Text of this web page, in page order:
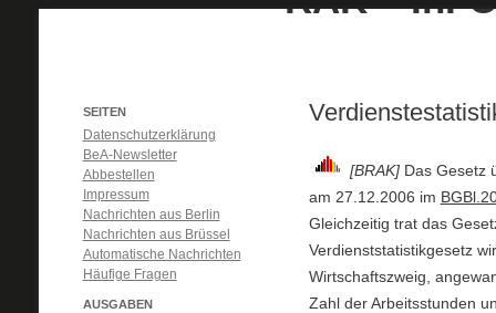
[BRAK] Das Gesetz
am 27.12.2006 im
Gleichzeitig trat das
Verdienststatistikgesetz
Wirtschaftszweig,
Zahl der Arbeitsstunden
SEITEN
Datenschutzerklärung
BeA-Newsletter
Abbestellen
Impressum
Nachrichten aus Berlin
Nachrichten aus Brüssel
Automatische Nachrichten
Häufige Fragen
AUSGABEN